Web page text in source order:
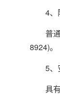
4、
普通
8924)。
5、
具有